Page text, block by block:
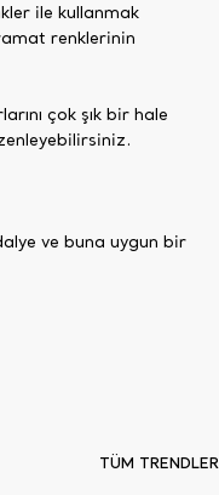
ile kullanmak
renklerinin
çok şık bir hale
ve buna uygun bir
TÜM TRENDLER